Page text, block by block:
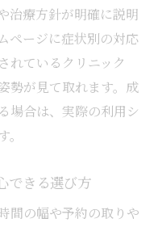
治療方針が明確に説明
ページに症状別の対応
れているクリニック
勢が見て取れます。成
場合は、実際の利用シ
できる選び方
間の幅や予約の取りや